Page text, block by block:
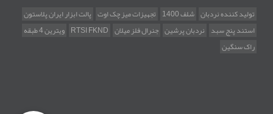
تولید کننده نردبان شلف 1400 تجهیزات میز چک اوت پالت ابزار ایران پلاستون
استند پنج سبد نردبان پرشین جنرال فلز میلان RTSI FKND ویترین 4 طبقه
راک سنگین